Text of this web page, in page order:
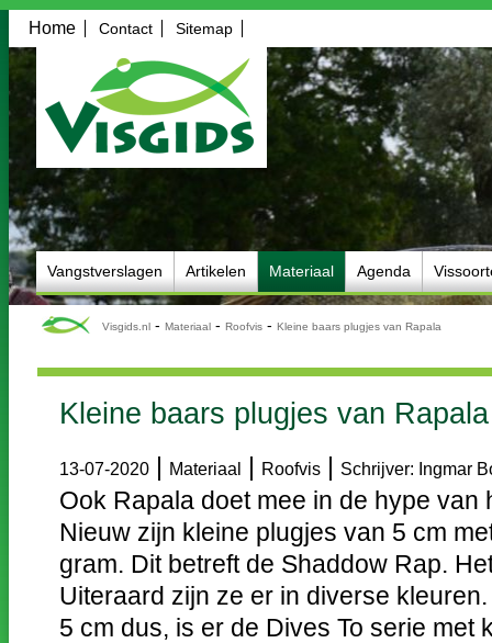
Home Contact Sitemap
Vangstverslagen Artikelen Materiaal Agenda
Visgids.nl - Materiaal - Roofvis - Kleine baars plugjes van Rapala
Kleine baars plugjes van Rapala
13-07-2020 | Materiaal | Roofvis | Schrijver: Ingmar
Ook Rapala doet mee in de hype van
Nieuw zijn kleine plugjes van 5 cm
gram. Dit betreft de Shaddow Rap.
Uiteraard zijn ze er in diverse
5 cm dus, is er de Dives To serie met